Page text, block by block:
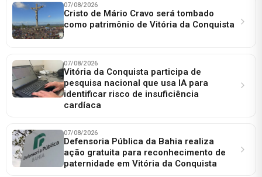
07/08/2026
Cristo de Mário Cravo será tombado
como patrimônio de Vitória da Conquista
07/08/2026
Vitória da Conquista participa de
pesquisa nacional que usa IA para
identificar risco de insuficiência
cardíaca
07/08/2026
Defensoria Pública da Bahia realiza
ação gratuita para reconhecimento de
paternidade em Vitória da Conquista